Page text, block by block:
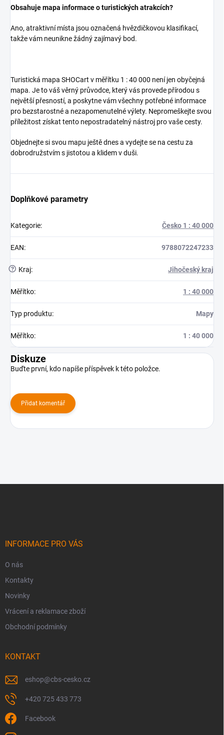
Obsahuje mapa informace o turistických atrakcích?
Ano, atraktivní místa jsou označená hvězdičkovou klasifikací,
takže vám neunikne žádný zajímavý bod.
Turistická mapa SHOCart v měřítku 1 : 40 000 není jen obyčejná
mapa. Je to váš věrný průvodce, který vás provede přírodou s
největší přesností, a poskytne vám všechny potřebné informace
pro bezstarostné a nezapomenutelné výlety. Nepromeškejte svou
příležitost získat tento nepostradatelný nástroj pro vaše cesty.
Objednejte si svou mapu ještě dnes a vydejte se na cestu za
dobrodružstvím s jistotou a klidem v duši.
Doplňkové parametry
Kategorie: Česko 1 : 40 000
EAN: 9788072247233
? Kraj: Jihočeský kraj
Měřítko: 1 : 40 000
Typ produktu: Mapy
Měřítko: 1 : 40 000
Diskuze
Buďte první, kdo napíše příspěvek k této položce.
Přidat komentář
INFORMACE PRO VÁS
O nás
Kontakty
Novinky
Vrácení a reklamace zboží
Obchodní podmínky
KONTAKT
eshop@cbs-cesko.cz
+420 725 433 773
Facebook